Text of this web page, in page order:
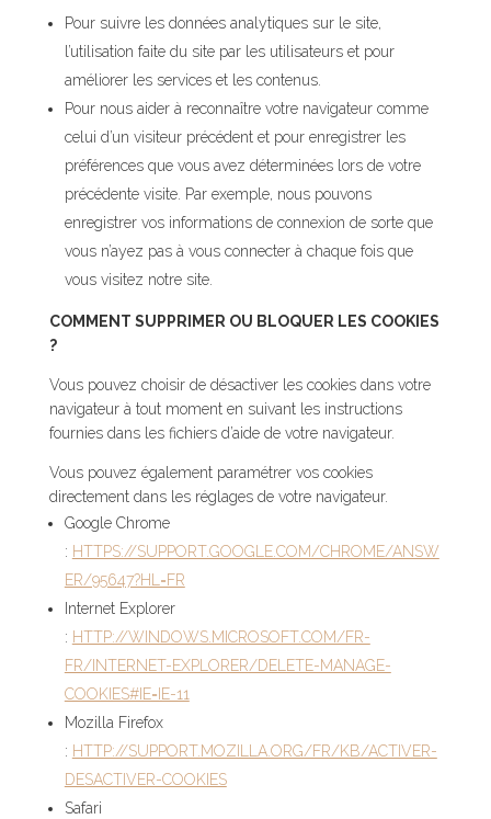
Pour suivre les données analytiques sur le site,
l’utilisation faite du site par les utilisateurs et pour
améliorer les services et les contenus.
Pour nous aider à reconnaître votre navigateur comme
celui d’un visiteur précédent et pour enregistrer les
préférences que vous avez déterminées lors de votre
précédente visite. Par exemple, nous pouvons
enregistrer vos informations de connexion de sorte que
vous n’ayez pas à vous connecter à chaque fois que
vous visitez notre site.
COMMENT SUPPRIMER OU BLOQUER LES COOKIES
?
Vous pouvez choisir de désactiver les cookies dans votre
navigateur à tout moment en suivant les instructions
fournies dans les fichiers d’aide de votre navigateur.
Vous pouvez également paramétrer vos cookies
directement dans les réglages de votre navigateur.
Google Chrome
: HTTPS://SUPPORT.GOOGLE.COM/CHROME/ANSW
ER/95647?HL=FR
Internet Explorer
: HTTP://WINDOWS.MICROSOFT.COM/FR-
FR/INTERNET-EXPLORER/DELETE-MANAGE-
COOKIES#IE=IE-11
Mozilla Firefox
: HTTP://SUPPORT.MOZILLA.ORG/FR/KB/ACTIVER-
DESACTIVER-COOKIES
Safari